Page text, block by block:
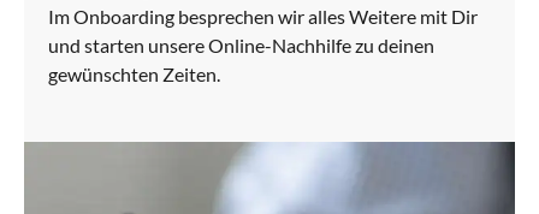
Im Onboarding besprechen wir alles Weitere mit Dir
und starten unsere Online-Nachhilfe zu deinen
gewünschten Zeiten.